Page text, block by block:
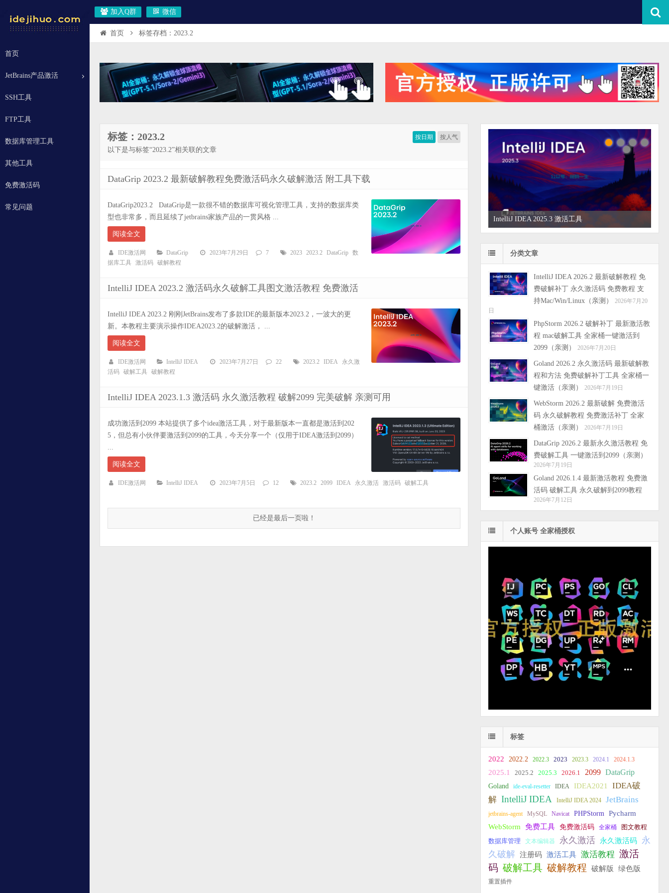
加入Q群 微信
首页
JetBrains产品激活
SSH工具
FTP工具
数据库管理工具
其他工具
免费激活码
常见问题
首页 标签存档：2023.2
按日期 按人气
标签：2023.2
以下是与标签“2023.2”相关联的文章
DataGrip 2023.2 最新破解教程免费激活码永久破解激活 附工具下载
DataGrip2023.2 DataGrip是一款很不错的数据库可视化管理工具，支持的数据库类
型也非常多，而且延续了jetbrains家族产品的一贯风格 ...
阅读全文
IDE激活网 DataGrip 2023年7月29日 7 2023 2023.2 DataGrip 数
据库工具
激活码 破解教程
IntelliJ IDEA 2023.2 激活码永久破解工具图文激活教程 免费激活
IntelliJ IDEA 2023.2 刚刚JetBrains发布了多款IDE的最新版本2023.2，一波大的更
新。本教程主要演示操作IDEA2023.2的破解激活， ...
阅读全文
IDE激活网 IntelliJ IDEA 2023年7月27日 22 2023.2 IDEA
永久激
活码 破解工具 破解教程
IntelliJ IDEA 2023.1.3 激活码 永久激活教程 破解2099 完美破解 亲测可用
成功激活到2099 本站提供了多个idea激活工具，对于最新版本一直都是激活到202
5，但总有小伙伴要激活到2099的工具，今天分享一个（仅用于IDEA激活到2099）
...
阅读全文
IDE激活网 IntelliJ IDEA 2023年7月5日 12 2023.2 2099 IDEA 永久激活 激活码 破解工具
已经是最后一页啦！
IntelliJ IDEA 2025.3 激活工具
分类文章
IntelliJ IDEA 2026.2 最新破解教程 免
费破解补丁 永久激活码 免费教程 支
持Mac/Win/Linux（亲测）
2026年7月20
日
PhpStorm 2026.2 破解补丁 最新激活教
程 mac破解工具 全家桶一键激活到
2099（亲测）
2026年7月20日
Goland 2026.2 永久激活码 最新破解教
程和方法 免费破解补丁工具 全家桶一
键激活（亲测）
2026年7月19日
WebStorm 2026.2 最新破解 免费激活
码 永久破解教程 免费激活补丁 全家
桶激活（亲测）
2026年7月19日
DataGrip 2026.2 最新永久激活教程 免
费破解工具 一键激活到2099（亲测）
2026年7月19日
Goland 2026.1.4 最新激活教程 免费激
活码 破解工具 永久破解到2099教程
2026年7月12日
个人账号 全家桶授权
标签
2022 2022.2 2022.3 2023 2023.3 2024.1 2024.1.3
2025.1 2025.2 2025.3 2026.1 2099 DataGrip
Goland ide-eval-resetter IDEA IDEA2021
IDEA破
解 IntelliJ IDEA IntelliJ IDEA 2024 JetBrains
jetbrains-agent MySQL Navicat PHPStorm Pycharm
WebStorm 免费工具 免费激活码 全家桶 图文教程
数据库管理 文本编辑器 永久激活 永久激活码
永
久破解 注册码 激活工具 激活教程 激活
码 破解工具 破解教程 破解版 绿色版
重置插件